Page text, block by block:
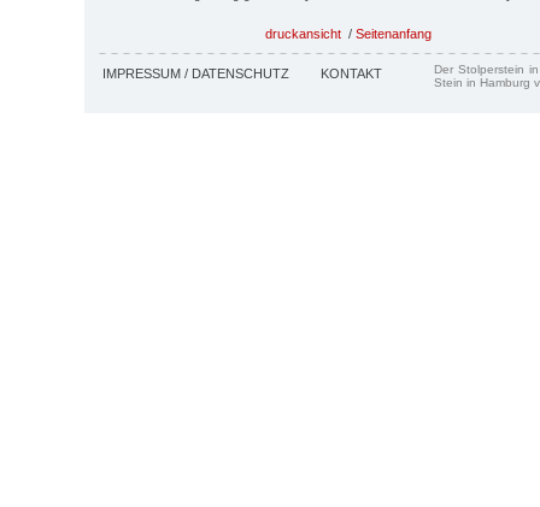
druckansicht / Seitenanfang
IMPRESSUM / DATENSCHUTZ KONTAKT
Der Stolperstein
Stein in Hamburg